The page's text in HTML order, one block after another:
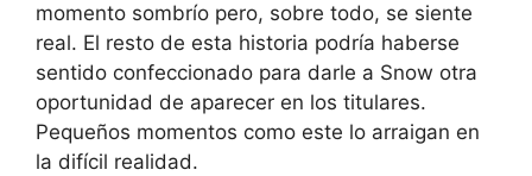
momento sombrío pero, sobre todo, se siente
real. El resto de esta historia podría haberse
sentido confeccionado para darle a Snow otra
oportunidad de aparecer en los titulares.
Pequeños momentos como este lo arraigan en
la difícil realidad.